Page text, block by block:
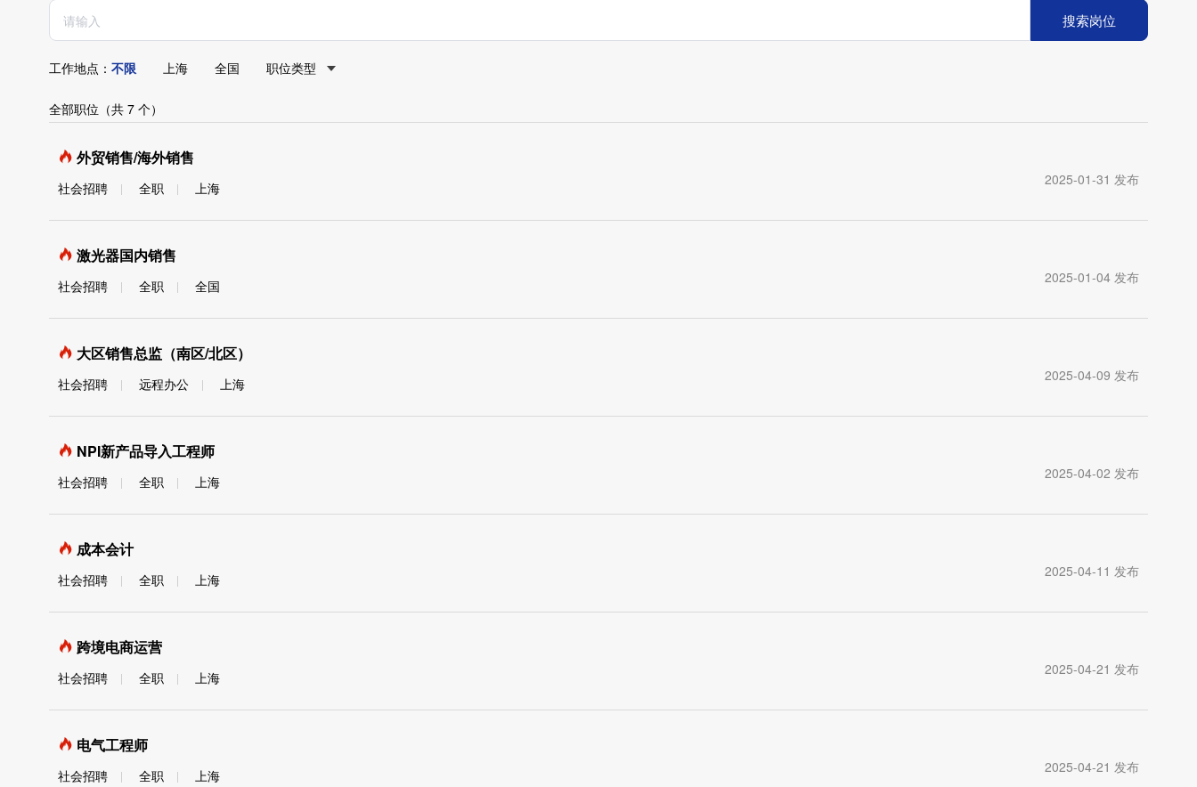
搜索岗位
工作地点： 不限 上海 全国 职位类型
全部职位（共 7 个）
外贸销售/海外销售
社会招聘 全职 上海 2025-01-31 发布
激光器国内销售
社会招聘 全职 全国 2025-01-04 发布
大区销售总监（南区/北区）
社会招聘 远程办公 上海 2025-04-09 发布
NPI新产品导入工程师
社会招聘 全职 上海 2025-04-02 发布
成本会计
社会招聘 全职 上海 2025-04-11 发布
跨境电商运营
社会招聘 全职 上海 2025-04-21 发布
电气工程师
社会招聘 全职 上海 2025-04-21 发布